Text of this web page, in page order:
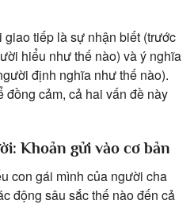
tiếp là sự nhận biết (trước
hiểu như thế nào) và ý nghĩa
định nghĩa như thế nào).
đồng cảm, cả hai vấn đề này
Khoản gửi vào cơ bản
con gái mình của người cha
động sâu sắc thế nào đến cả